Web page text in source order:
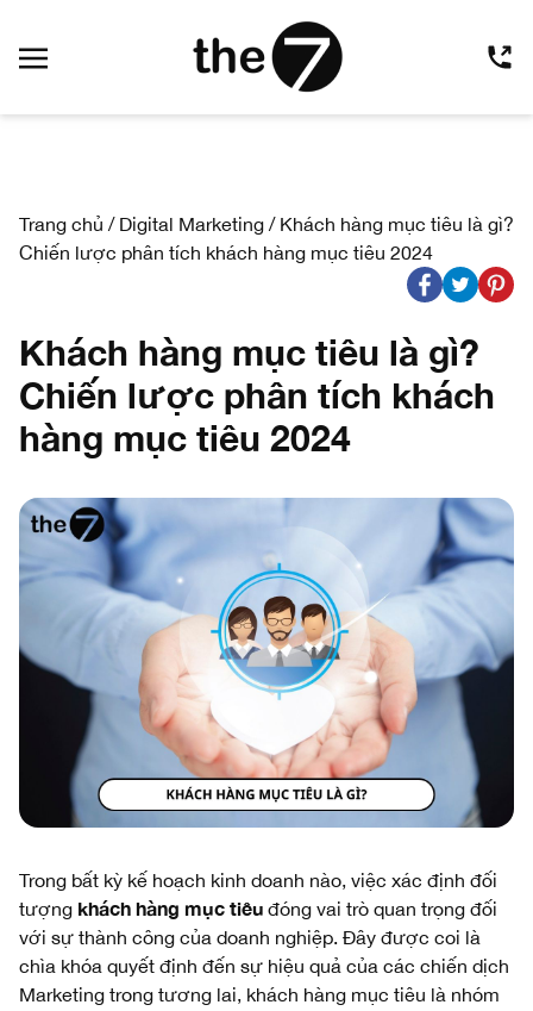
Trang chủ / Digital Marketing / Khách hàng mục tiêu là gì?
Chiến lược phân tích khách hàng mục tiêu 2024
Khách hàng mục tiêu là gì?
Chiến lược phân tích khách
hàng mục tiêu 2024
Trong bất kỳ kế hoạch kinh doanh nào, việc xác định đối
tượng khách hàng mục tiêu đóng vai trò quan trọng đối
với sự thành công của doanh nghiệp. Đây được coi là
chìa khóa quyết định đến sự hiệu quả của các chiến dịch
Marketing trong tương lai, khách hàng mục tiêu là nhóm